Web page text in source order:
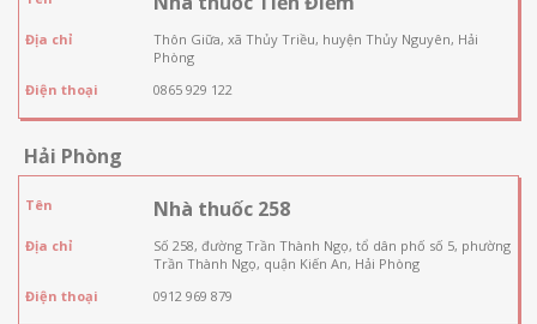
Địa chỉ
Thôn Giữa, xã Thủy Triều, huyện Thủy Nguyên, Hải
Phòng
Điện thoại
0865 929 122
Hải Phòng
Tên Nhà thuốc 258
Địa chỉ
Số 258, đường Trần Thành Ngọ, tổ dân phố số 5, phường
Trần Thành Ngọ, quận Kiến An, Hải Phòng
Điện thoại
0912 969 879